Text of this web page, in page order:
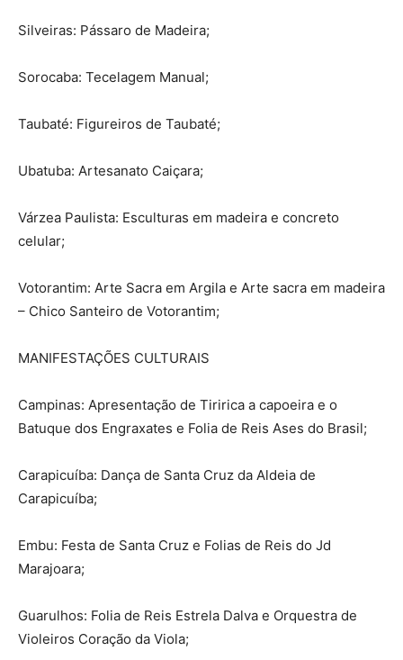
Silveiras: Pássaro de Madeira;
Sorocaba: Tecelagem Manual;
Taubaté: Figureiros de Taubaté;
Ubatuba: Artesanato Caiçara;
Várzea Paulista: Esculturas em madeira e concreto
celular;
Votorantim: Arte Sacra em Argila e Arte sacra em madeira
– Chico Santeiro de Votorantim;
MANIFESTAÇÕES CULTURAIS
Campinas: Apresentação de Tiririca a capoeira e o
Batuque dos Engraxates e Folia de Reis Ases do Brasil;
Carapicuíba: Dança de Santa Cruz da Aldeia de
Carapicuíba;
Embu: Festa de Santa Cruz e Folias de Reis do Jd
Marajoara;
Guarulhos: Folia de Reis Estrela Dalva e Orquestra de
Violeiros Coração da Viola;